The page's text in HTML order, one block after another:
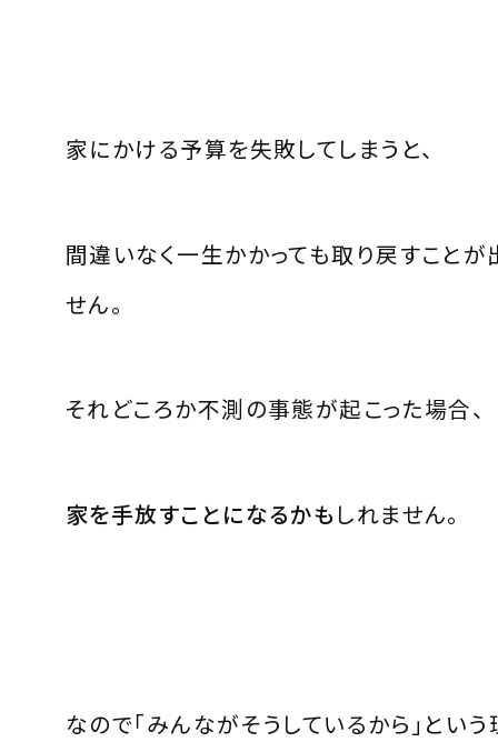
家にかける予算を失敗してしまうと、
間違いなく一生かかっても取り戻すことが
せん。
それどころか不測の事態が起こった場合、
家を手放すことになるかも しれません。
なので「みんながそうしているから」とい